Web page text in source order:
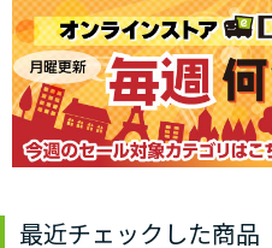
最近チェックした商品